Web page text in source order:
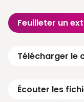
Feuilleter un
Télécharger le
Écouter les